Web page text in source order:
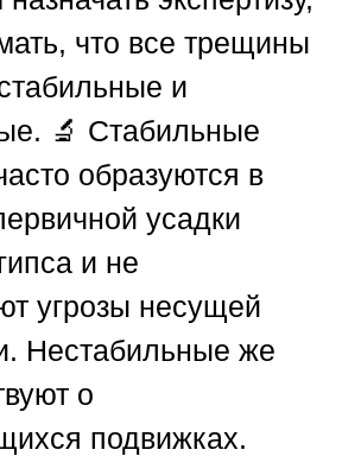
что все трещины
и
🔬 Стабильные
образуются в
усадки
и не
угрозы несущей
Нестабильные же
о
подвижках.